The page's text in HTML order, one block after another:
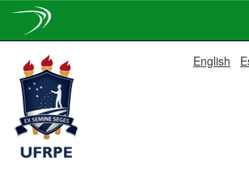
navigation
English